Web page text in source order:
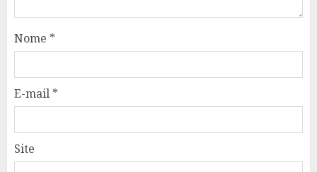
Nome *
E-mail *
Site